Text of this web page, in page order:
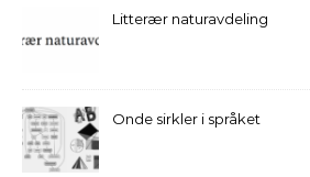
Litterær naturavdeling
Onde sirkler i språket